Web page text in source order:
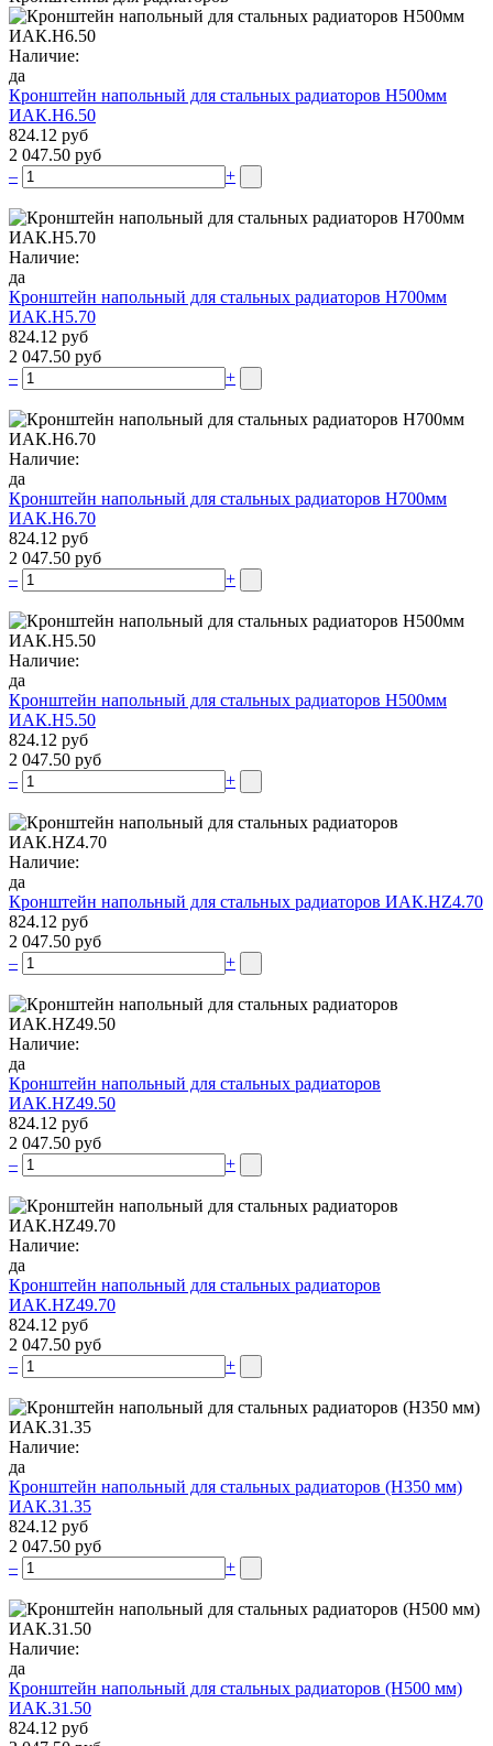
Наличие:
да
Кронштейн напольный для стальных радиаторов Н500мм
ИАК.Н6.50
824.12 руб
2 047.50 руб
–
+
Наличие:
да
Кронштейн напольный для стальных радиаторов Н700мм
ИАК.Н5.70
824.12 руб
2 047.50 руб
–
+
Наличие:
да
Кронштейн напольный для стальных радиаторов Н700мм
ИАК.Н6.70
824.12 руб
2 047.50 руб
–
+
Наличие:
да
Кронштейн напольный для стальных радиаторов Н500мм
ИАК.Н5.50
824.12 руб
2 047.50 руб
–
+
Наличие:
да
Кронштейн напольный для стальных радиаторов ИАК.НZ4.70
824.12 руб
2 047.50 руб
–
+
Наличие:
да
Кронштейн напольный для стальных радиаторов
ИАК.НZ49.50
824.12 руб
2 047.50 руб
–
+
Наличие:
да
Кронштейн напольный для стальных радиаторов
ИАК.НZ49.70
824.12 руб
2 047.50 руб
–
+
Наличие:
да
Кронштейн напольный для стальных радиаторов (Н350 мм)
ИАК.31.35
824.12 руб
2 047.50 руб
–
+
Наличие:
да
Кронштейн напольный для стальных радиаторов (Н500 мм)
ИАК.31.50
824.12 руб